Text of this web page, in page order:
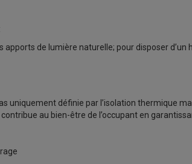
apports de lumière naturelle; pour disposer d’un
uniquement définie par l’isolation thermique
au bien-être de l’occupant en